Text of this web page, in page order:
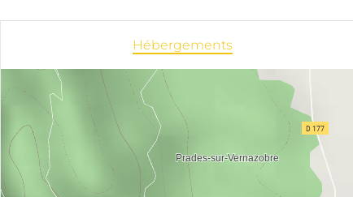
Hébergements